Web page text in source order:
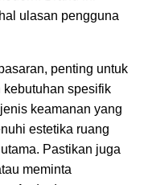
ulasan pengguna
penting untuk
spesifik
keamanan yang
estetika ruang
Pastikan juga
meminta